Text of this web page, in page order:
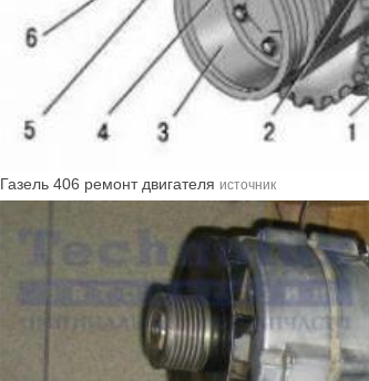
Газель 406 ремонт двигателя источник